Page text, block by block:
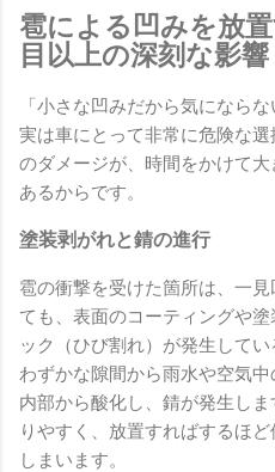
雹による凹みを放
目以上の深刻な影響
「小さな凹みだから気になら
実は車にとって非常に危険な
のダメージが、時間をかけて
あるからです。
塗装剥がれと錆の進行
雹の衝撃を受けた箇所は、一
ても、表面のコーティングや
ック（ひび割れ）が発生して
わずかな隙間から雨水や空気
内部から酸化し、錆が発生し
りやすく、放置すればするほ
しまいます。